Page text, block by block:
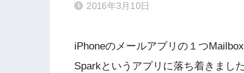
2016年3月10日
iPhoneのメールアプリの１つ
Sparkというアプリに落ち着きました